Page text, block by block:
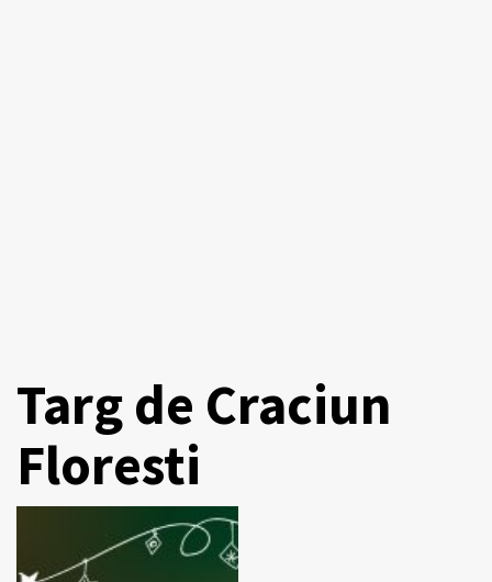
Targ de Craciun
Floresti